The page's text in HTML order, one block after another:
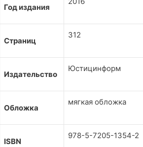
Год издания
Страниц
312
Издательство
Юстицинформ
Обложка
мягкая обложка
ISBN
978-5-7205-1354-2